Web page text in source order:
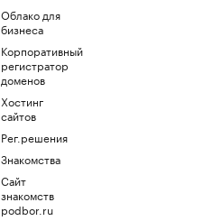
Облако для
бизнеса
Корпоративный
регистратор
доменов
Хостинг
сайтов
Рег.решения
Знакомства
Сайт
знакомств
podbor.ru